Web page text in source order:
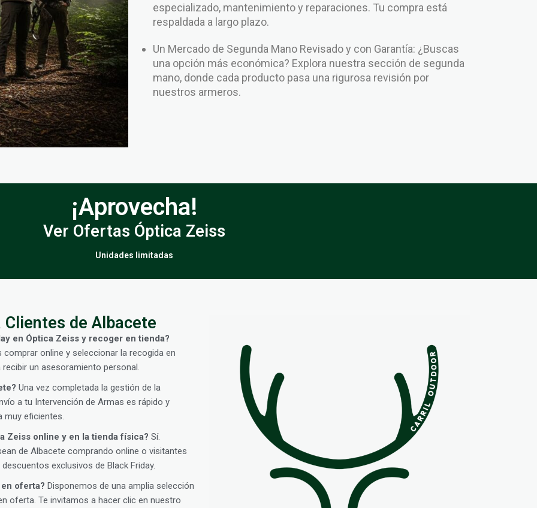
especializado, mantenimiento y reparaciones. Tu compra está
respaldada a largo plazo.
Un Mercado de Segunda Mano Revisado y con Garantía: ¿Buscas
una opción más económica? Explora nuestra sección de segunda
mano, donde cada producto pasa una rigurosa revisión por
nuestros armeros.
¡Aprovecha!
Ver Ofertas Óptica Zeiss
Unidades limitadas
de Albacete
en Óptica Zeiss y recoger en tienda?
comprar online y seleccionar la recogida en
un asesoramiento personal.
Una vez completada la gestión de la
a tu Intervención de Armas es rápido y
muy eficientes.
Zeiss online y en la tienda física? Sí.
de Albacete comprando online o visitantes
exclusivos de Black Friday.
oferta? Disponemos de una amplia selección
oferta. Te invitamos a hacer clic en nuestro